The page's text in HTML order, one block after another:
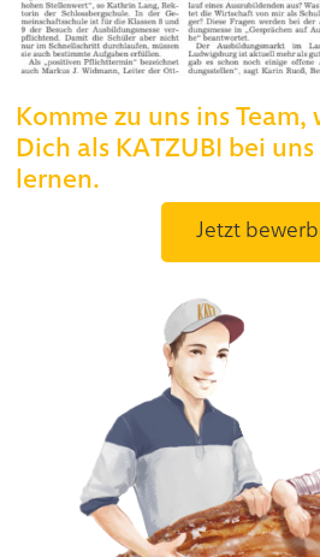
Komme zu uns ins
Dich als KATZUBI bei
lernen.
Jetzt